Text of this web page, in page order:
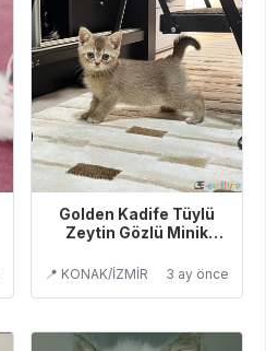
Golden Kadife Tüylü
Zeytin Gözlü Minik
📍 KONAK/İZMİR 3 ay önce